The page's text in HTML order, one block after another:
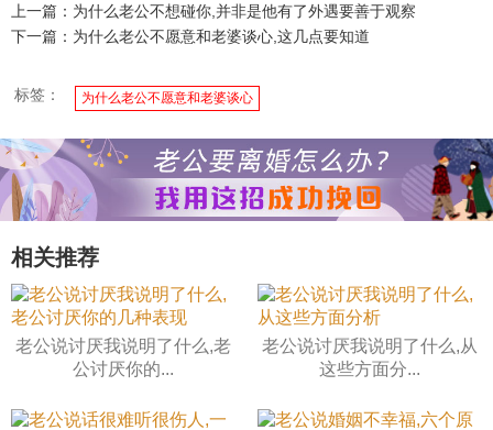
上一篇：为什么老公不想碰你,并非是他有了外遇要善于观察
下一篇：为什么老公不愿意和老婆谈心,这几点要知道
标签： 为什么老公不愿意和老婆谈心
相关推荐
老公说讨厌我说明了什么,老
公讨厌你的...
老公说讨厌我说明了什么,从
这些方面分...